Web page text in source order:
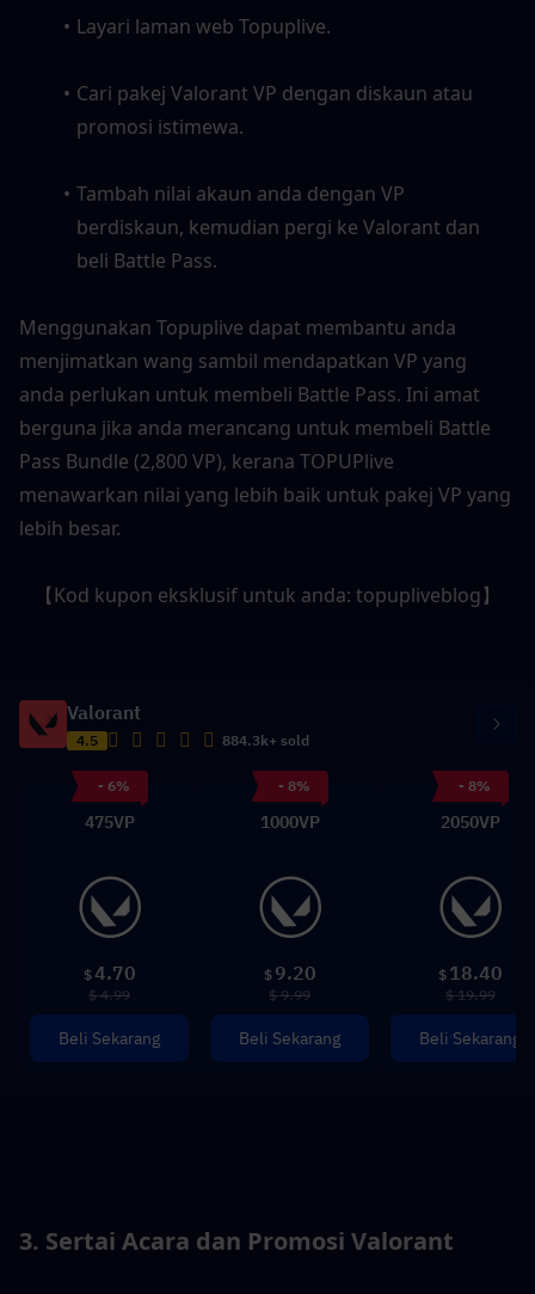
Layari laman web Topuplive.
Cari pakej Valorant VP dengan diskaun atau
promosi istimewa.
Tambah nilai akaun anda dengan VP
berdiskaun, kemudian pergi ke Valorant dan
beli Battle Pass.
Menggunakan Topuplive dapat membantu anda
menjimatkan wang sambil mendapatkan VP yang
anda perlukan untuk membeli Battle Pass. Ini amat
berguna jika anda merancang untuk membeli Battle
Pass Bundle (2,800 VP), kerana TOPUPlive
menawarkan nilai yang lebih baik untuk pakej VP yang
lebih besar.
【Kod kupon eksklusif untuk anda: topupliveblog】
Valorant
4.5 884.3k+ sold
- 6%
475VP
$4.70
$ 4.99
Beli Sekarang
- 8%
1000VP
$ 9.20
$ 9.99
Beli Sekarang
- 8%
2050VP
$ 18.40
$ 19.99
Beli Sekarang
3. Sertai Acara dan Promosi Valorant